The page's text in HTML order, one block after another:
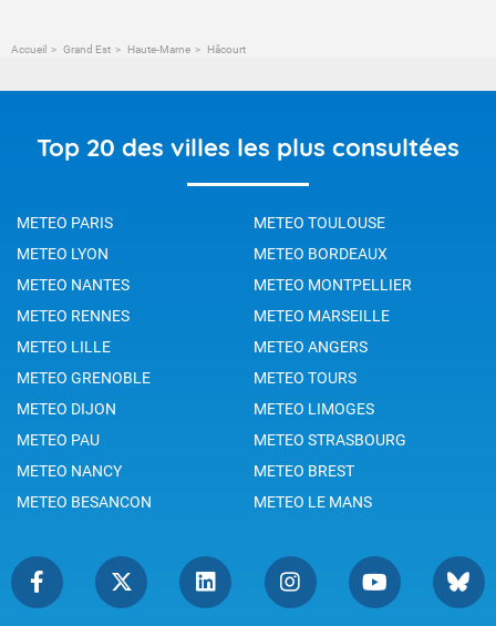
Accueil Grand Est Haute-Marne Hâcourt
Top 20 des villes les plus consultées
METEO PARIS
METEO TOULOUSE
METEO LYON
METEO BORDEAUX
METEO NANTES
METEO MONTPELLIER
METEO RENNES
METEO MARSEILLE
METEO LILLE
METEO ANGERS
METEO GRENOBLE
METEO TOURS
METEO DIJON
METEO LIMOGES
METEO PAU
METEO STRASBOURG
METEO NANCY
METEO BREST
METEO BESANCON
METEO LE MANS